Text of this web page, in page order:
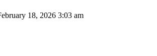
18, 2026 3:03 am